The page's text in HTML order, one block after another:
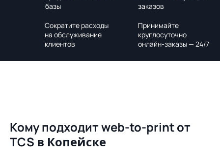
базы
заказов
Сократите расходы
на обслуживание
клиентов
Принимайте
круглосуточно
онлайн-заказы — 24/7
Кому подходит web-to-print от
TCS в Копейске